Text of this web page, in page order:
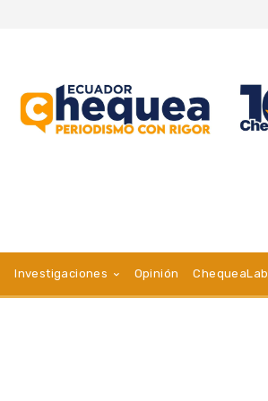
Investigaciones Opinión ChequeaLab